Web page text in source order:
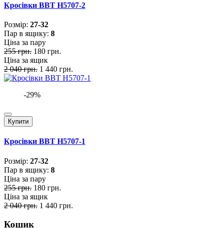
Кросівки BBT H5707-2
Розмiр: 27-32
Пар в ящику: 8
Ціна за пару
255 грн. 180 грн.
Ціна за ящик
2 040 грн. 1 440 грн.
-29%
Купити
Кросівки BBT H5707-1
Розмiр: 27-32
Пар в ящику: 8
Ціна за пару
255 грн. 180 грн.
Ціна за ящик
2 040 грн. 1 440 грн.
Кошик